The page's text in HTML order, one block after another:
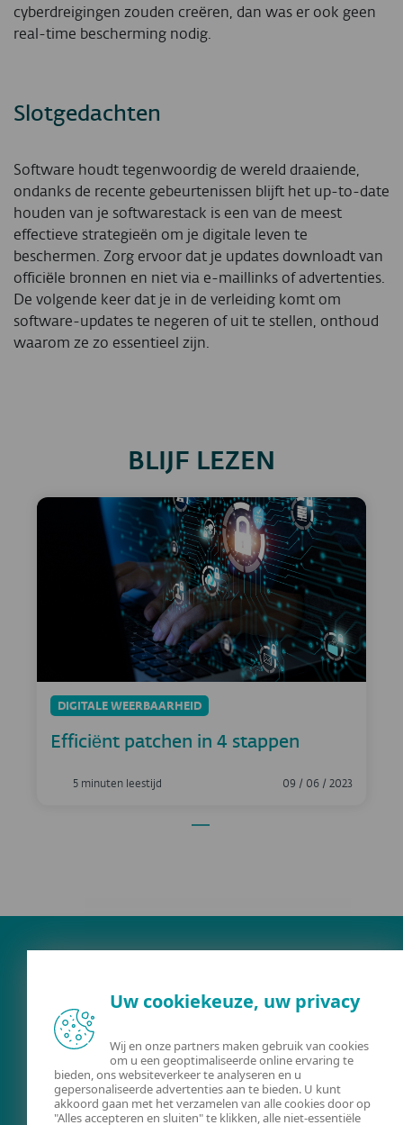
cyberdreigingen zouden creëren, dan was er ook geen
real-time bescherming nodig.
Slotgedachten
Software houdt tegenwoordig de wereld draaiende,
ondanks de recente gebeurtenissen blijft het up-to-date
houden van je softwarestack is een van de meest
effectieve strategieën om je digitale leven te
beschermen. Zorg ervoor dat je updates downloadt van
officiële bronnen en niet via e-maillinks of advertenties.
De volgende keer dat je in de verleiding komt om
software-updates te negeren of uit te stellen, onthoud
waarom ze zo essentieel zijn.
BLIJF LEZEN
DIGITALE WEERBAARHEID
Efficiënt patchen in 4 stappen
5 minuten leestijd 09 / 06 / 2023
ACTUALITEITEN
FACEBOOK
X LINKEDIN
Uw cookiekeuze, uw privacy
Wij en onze partners maken gebruik van cookies
om u een geoptimaliseerde online ervaring te
bieden, ons websiteverkeer te analyseren en u
gepersonaliseerde advertenties aan te bieden. U kunt
akkoord gaan met het verzamelen van alle cookies door op
"Alles accepteren en sluiten" te klikken, alle niet-essentiële